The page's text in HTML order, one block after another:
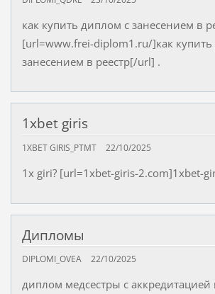
как купить диплом с занесением в
[url=www.frei-diplom1.ru/]как
занесением в реестр[/url] .
1xbet giris
1XBET GIRIS_PTMT 22/10/2025
1x giri? [url=1xbet-giris-2.com]1xbet-
Дипломы
DIPLOMI_OVEA 22/10/2025
диплом медсестры с аккредитацией